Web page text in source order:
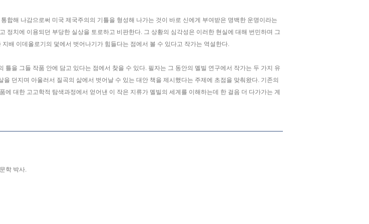
합해 나감으로써 미국 제국주의의 기틀을 형성해 나가는 것이 바로 신에게 부여받은 명백한 운명이라는
정치에 이용되던 부당한 실상을 토로하고 비판한다. 그 상황의 심각성은 이러한 현실에 대해 번민하며 그
배 이데올로기의 덫에서 벗어나기가 힘들다는 점에서 볼 수 있다고 작가는 역설한다.
틀을 그들 작품 안에 담고 있다는 점에서 찾을 수 있다. 필자는 그 동안의 멜빌 연구에서 작가는 두 가지 유
던지며 아울러서 질곡의 삶에서 벗어날 수 있는 대안 책을 제시했다는 주제에 초점을 맞춰왔다. 기존의
에 대한 고고학적 탐색과정에서 얻어낸 이 작은 지류가 멜빌의 세계를 이해하는데 한 걸음 더 다가가는 계
학 박사.